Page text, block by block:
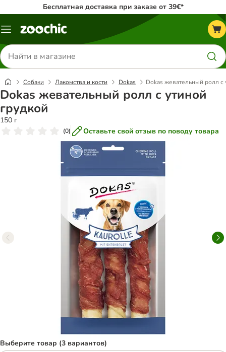
Бесплатная доставка при заказе от 39€*
Каталог
Поиск
товаров
Собаки Лакомства и кости Dokas Dokas жевательный ролл с
Dokas жевательный ролл с утиной
грудкой
150 г
(0) Оставьте свой отзыв по поводу товара
Выберите товар (3 вариантов)